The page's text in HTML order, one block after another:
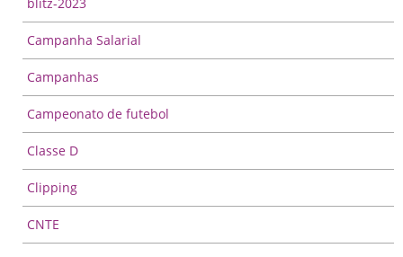
Campanha Salarial
Campanhas
Campeonato de futebol
Classe D
Clipping
CNTE